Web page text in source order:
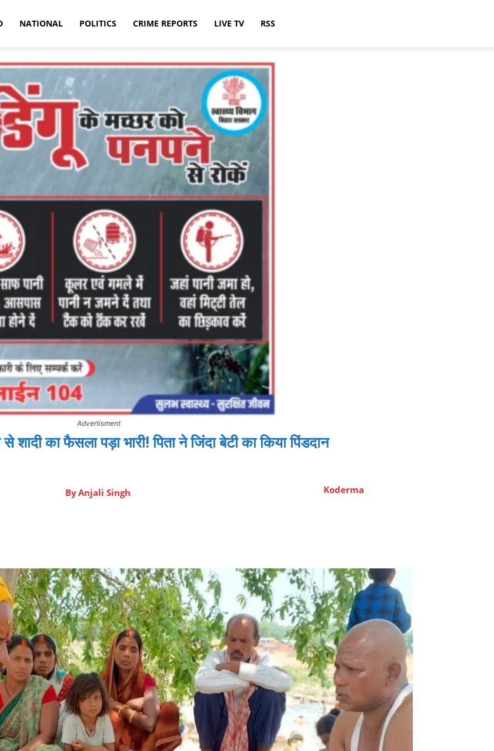
NATIONAL POLITICS CRIME REPORTS LIVE TV RSS
Advertisment
का फैसला पड़ा भारी! पिता ने जिंदा बेटी का किया पिंडदान
ByAnjali Singh Koderma